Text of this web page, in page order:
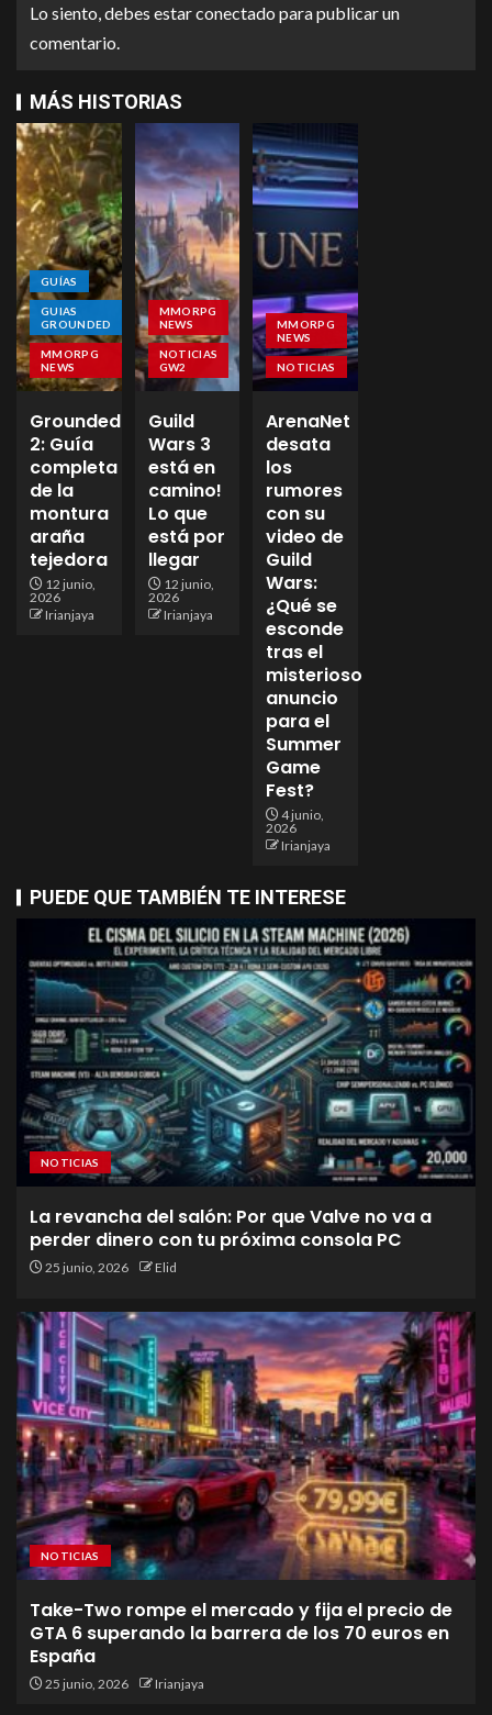
Lo siento, debes estarconectado para publicar un
comentario.
MÁS HISTORIAS
GUÍAS
GUIAS
GROUNDED
MMORPG
NEWS
Grounded
2: Guía
completa
de la
montura
araña
tejedora
12 junio,
2026
Irianjaya
MMORPG
NEWS
NOTICIAS
GW2
Guild
Wars 3
está en
camino!
Lo que
está por
llegar
12 junio,
2026
Irianjaya
MMORPG
NEWS
NOTICIAS
ArenaNet
desata
los
rumores
con su
video de
Guild
Wars:
¿Qué se
esconde
tras el
misterioso
anuncio
para el
Summer
Game
Fest?
4 junio,
2026
Irianjaya
PUEDE QUE TAMBIÉN TE INTERESE
NOTICIAS
La revancha del salón: Por que Valve no va a
perder dinero con tu próxima consola PC
25 junio, 2026 Elid
NOTICIAS
Take-Two rompe el mercado y fija el precio de
GTA 6 superando la barrera de los 70 euros en
España
25 junio, 2026 Irianjaya